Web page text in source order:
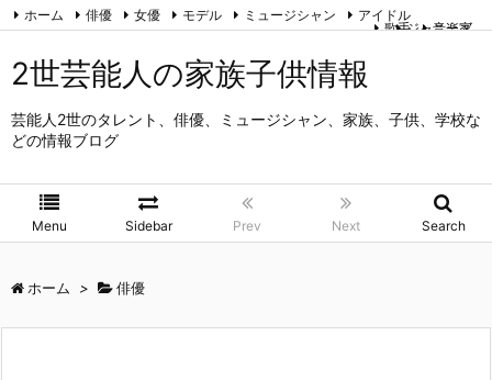
2世芸能人の家族子供情報
芸能人2世のタレント、俳優、ミュージシャン、家族、子供、学校な
どの情報ブログ
Menu Sidebar Prev Next Search
ホーム 俳優 女優 モデル
ミュージシャン
歌手
音楽家
アイドル
ジャニーズ
運営者情報とプライバシーポリシー
RSS Feedly
ホーム > 俳優